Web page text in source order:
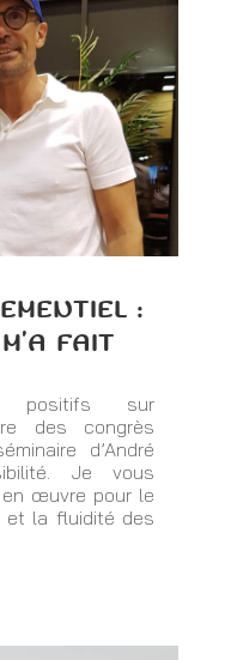
:
FAIT
positifs sur
des congrès
d’André
Je vous
œuvre pour le
et la fluidité des